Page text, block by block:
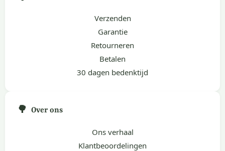
Verzenden
Garantie
Retourneren
Betalen
30 dagen bedenktijd
🌳 Over ons
Ons verhaal
Klantbeoordelingen